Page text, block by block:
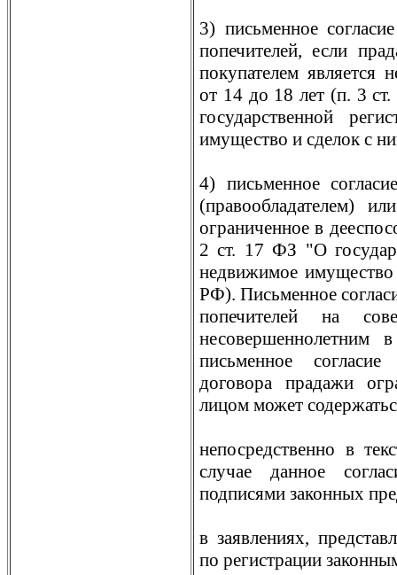
3) письменное
попечителей, если
покупателем является
от 14 до 18 лет (п. 3
государственной
имущество и сделок с
4) письменное
(правообладателем)
ограниченное в
2 ст. 17 ФЗ "О
недвижимое
РФ). Письменное
попечителей на
письменное
договора прадажи
лицом может
непосредственно в
случае данное
подписями законных
в заявлениях,
по регистрации